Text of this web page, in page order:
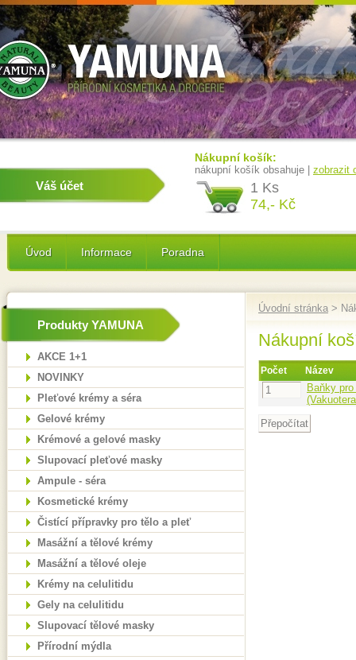
Váš účet
Nákupní košík:
nákupní košík obsahuje | zobrazit
1 Ks
74,- Kč
Úvod Informace Poradna
Produkty YAMUNA
AKCE 1+1
NOVINKY
Pleťové krémy a séra
Gelové krémy
Krémové a gelové masky
Slupovací pleťové masky
Ampule - séra
Kosmetické krémy
Čistící přípravky pro tělo a pleť
Masážní a tělové krémy
Masážní a tělové oleje
Krémy na celulitidu
Gely na celulitidu
Slupovací tělové masky
Přírodní mýdla
Úvodní stránka >
Nákupní
Počet Název
Baňky